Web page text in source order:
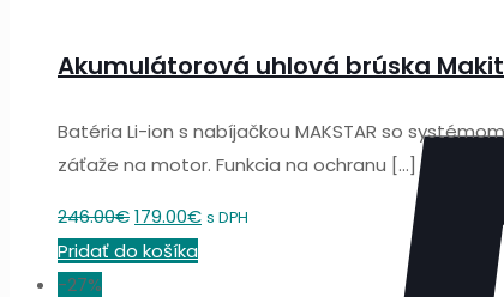
Akumulátorová uhlová brúska
Batéria Li-ion s nabíjačkou MAKSTAR so
záťaže na motor. Funkcia na ochranu […]
246.00€Original
price
179.00€Current
s DPH
Pridať do košíka
-27%